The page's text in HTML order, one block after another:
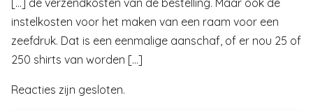
[…] de verzendkosten van de bestelling. Maar ook de
instelkosten voor het maken van een raam voor een
zeefdruk. Dat is een eenmalige aanschaf, of er nou 25 of
250 shirts van worden […]
Reacties zijn gesloten.